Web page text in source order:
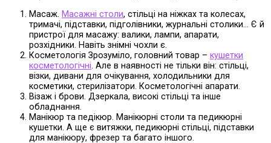
Масаж. Масажні столи, стільці на ніжках та колесах,
тримачі, підставки, підголівники, журнальні столики… Є й
пристрої для масажу: валики, лампи, апарати,
розхідники. Навіть знімні чохли є.
Косметологія Зрозуміло, головний товар – кушетки
косметологічні. Але в наявності не тільки він: стільці,
візки, дивани для очікування, холодильники для
косметики, стерилізатори. Косметологічні апарати.
Візаж і брови. Дзеркала, високі стільці та інше
обладнання.
Манікюр та педікюр. Манікюрні столи та педикюрні
кушетки. А ще є витяжки, педикюрні стільці, підставки
для манікюру, фрезер та багато іншого.